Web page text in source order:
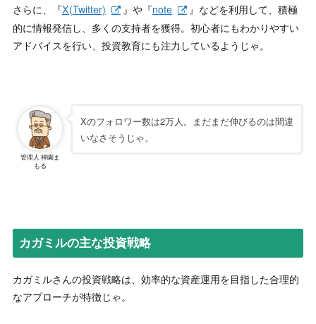
さらに、『X(Twitter) 』や『note
』などを利用して、積極
的に情報発信し、多くの支持者を獲得。初心者にもわかりやすい
アドバイスを行い、投資教育にも注力しているようじゃ。
管理人 神園ま
もる
Xのフォロワー数は2万人。まだまだ伸びるのは間違
いなさそうじゃ。
カガミルの主な投資戦略
カガミルさんの投資戦略は、効率的な資産運用を目指した合理的
なアプローチが特徴じゃ。